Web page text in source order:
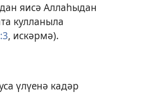
яисә Аллаһыдан
кулланыла
, искәрмә).
үлүенә кадәр